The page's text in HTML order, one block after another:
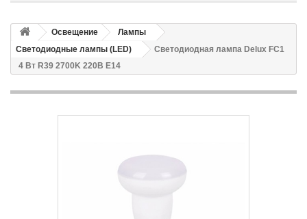
Освещение
Лампы
Светодиодные лампы (LED)
Светодиодная лампа Delux FC1
4 Вт R39 2700K 220В E14